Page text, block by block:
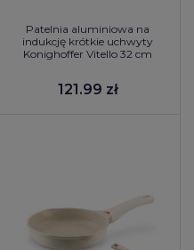
Patelnia aluminiowa na
indukcję krótkie uchwyty
Konighoffer Vitello 32 cm
121.99 zł